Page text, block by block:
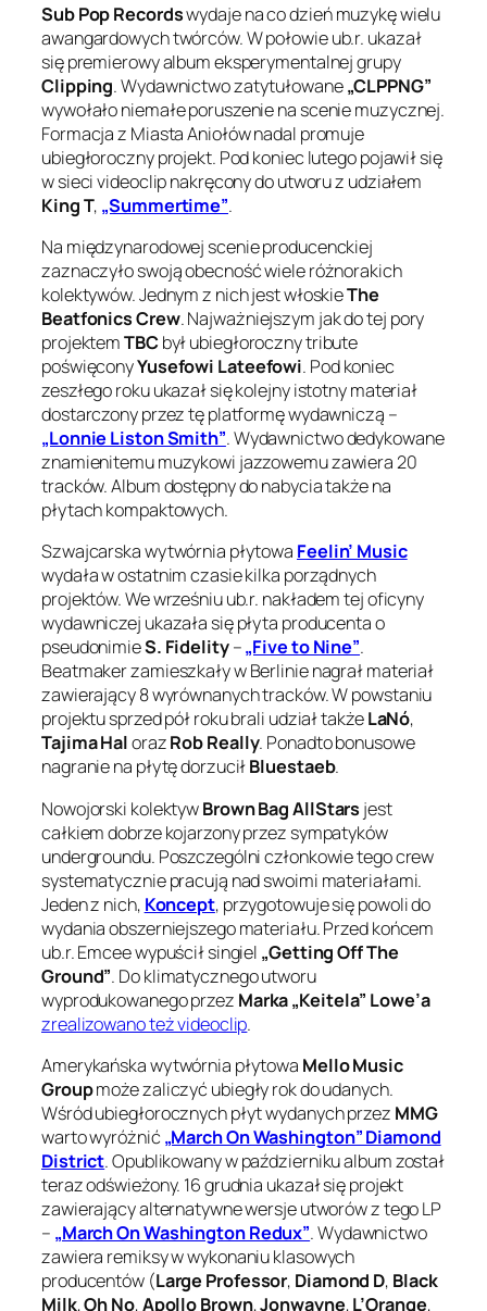
Sub Pop Recordswydaje na co dzień muzykę wielu
awangardowych twórców. W połowie ub.r. ukazał
się premierowy album eksperymentalnej grupy
Clipping. Wydawnictwo zatytułowane„CLPPNG”
wywołało niemałe poruszenie na scenie muzycznej.
Formacja z Miasta Aniołów nadal promuje
ubiegłoroczny projekt. Pod koniec lutego pojawił się
w sieci videoclip nakręcony do utworu z udziałem
King T, „Summertime”.
Na międzynarodowej scenie producenckiej
zaznaczyło swoją obecność wiele różnorakich
kolektywów. Jednym z nich jest włoskieThe
Beatfonics Crew. Najważniejszym jak do tej pory
projektemTBCbył ubiegłoroczny tribute
poświęconyYusefowi Lateefowi. Pod koniec
zeszłego roku ukazał się kolejny istotny materiał
dostarczony przez tę platformę wydawniczą –
„Lonnie Liston Smith”. Wydawnictwo dedykowane
znamienitemu muzykowi jazzowemu zawiera 20
tracków. Album dostępny do nabycia także na
płytach kompaktowych.
Szwajcarska wytwórnia płytowa Feelin’ Music
wydała w ostatnim czasie kilka porządnych
projektów. We wrześniu ub.r. nakładem tej oficyny
wydawniczej ukazała się płyta producenta o
pseudonimieS. Fidelity–„Five to Nine”.
Beatmaker zamieszkały w Berlinie nagrał materiał
zawierający 8 wyrównanych tracków. W powstaniu
projektu sprzed pół roku brali udział takżeLaNó,
Tajima HalorazRob Really. Ponadto bonusowe
nagranie na płytę dorzuciłBluestaeb.
Nowojorski kolektywBrown Bag AllStars jest
całkiem dobrze kojarzony przez sympatyków
undergroundu. Poszczególni członkowie tego crew
systematycznie pracują nad swoimi materiałami.
Jeden z nich, Koncept, przygotowuje się powoli do
wydania obszerniejszego materiału. Przed końcem
ub.r. Emcee wypuścił singiel „Getting Off The
Ground”. Do klimatycznego utworu
wyprodukowanego przez Marka „Keitela” Lowe’a
zrealizowano też videoclip.
Amerykańska wytwórnia płytowa Mello Music
Groupmoże zaliczyć ubiegły rok do udanych.
Wśród ubiegłorocznych płyt wydanych przez MMG
warto wyróżnić „March On Washington” Diamond
District. Opublikowany w październiku album został
teraz odświeżony. 16 grudnia ukazał się projekt
zawierający alternatywne wersje utworów z tego LP
– „March On Washington Redux”. Wydawnictwo
zawiera remiksy w wykonaniu klasowych
producentów (Large Professor, Diamond D, Black
Milk,Oh No,Apollo Brown,Jonwayne,L’Orange,